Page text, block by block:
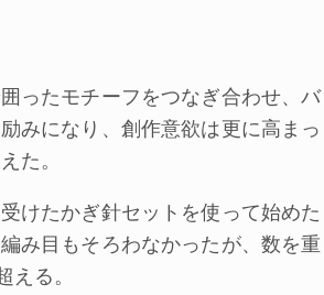
ったモチーフをつなぎ合わせ、バ
みになり、創作意欲は更に高まっ
た。
けたかぎ針セットを使って始めた
み目もそろわなかったが、数を重
る。